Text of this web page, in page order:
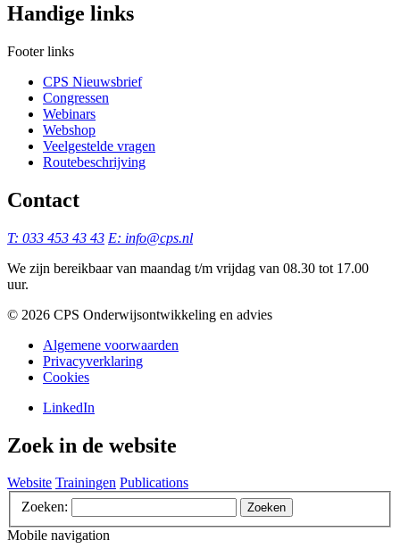
Handige links
Footer links
CPS Nieuwsbrief
Congressen
Webinars
Webshop
Veelgestelde vragen
Routebeschrijving
Contact
T: 033 453 43 43 E: info@cps.nl
We zijn bereikbaar van maandag t/m vrijdag van 08.30 tot 17.00
uur.
©️ 2026 CPS Onderwijsontwikkeling en advies
Algemene voorwaarden
Privacyverklaring
Cookies
LinkedIn
Zoek in de website
Website Trainingen Publications
Zoeken:
Zoeken
Mobile navigation